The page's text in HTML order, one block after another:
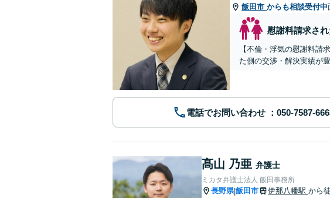
飯田市 からも相談受付中
慰謝料請求され
【不倫・浮気の慰謝料請
た側の交渉・解決実績が
電話でお問い合わせ
髙山 乃亜 弁護士
ミカタ弁護士法人 飯田事務所
長野県|飯田市 伊那八幡駅 から